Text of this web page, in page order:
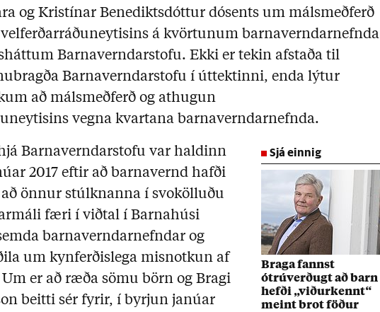
og Kristínar Benediktsdóttur dósents um málsmeðferð
á kvörtunum barnaverndarnefnda
Barnaverndarstofu. Ekki er tekin afstaða til
Barnaverndarstofu í úttektinni, enda lýtur
að málsmeðferð og athugun
vegna kvartana barnaverndarnefnda.
Sjá einnig
Braga fannst
ótrúverðugt að barn
hefði „viðurkennt“
meint brot föður
Barnaverndarstofu var haldinn
2017 eftir að barnavernd hafði
önnur stúlknanna í svokölluðu
færi í viðtal í Barnahúsi
barnaverndarnefndar og
um kynferðislega misnotkun af
er að ræða sömu börn og Bragi
beitti sér fyrir, í byrjun janúar